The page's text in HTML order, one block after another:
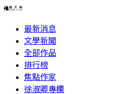
最新消息
文學新聞
全部作品
排行榜
焦點作家
徐淑卿專欄